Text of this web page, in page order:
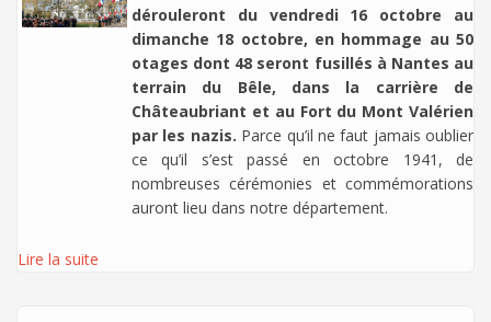
dérouleront du vendredi 16 octobre au
dimanche 18 octobre, en hommage au 50
otages dont 48 seront fusillés à Nantes au
terrain du Bêle, dans la carrière de
Châteaubriant et au Fort du Mont Valérien
par les nazis. Parce qu’il ne faut jamais oublier
ce qu’il s’est passé en octobre 1941, de
nombreuses cérémonies et commémorations
auront lieu dans notre département.
Lire la suite